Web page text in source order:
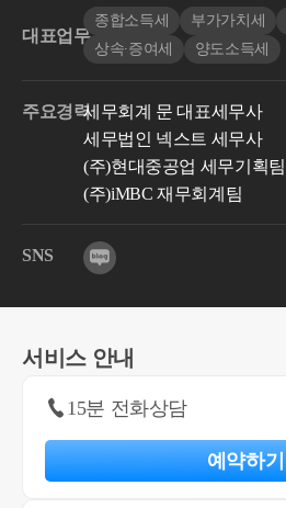
대표업무
종합소득세 부가가치세
상속∙증여세
양도소득세
주요경력세무회계 문 대표세무사
세무법인 넥스트 세무사
(주)현대중공업 세무기획팀
(주)iMBC 재무회계팀
SNS
서비스 안내
15분 전화상담
예약하기